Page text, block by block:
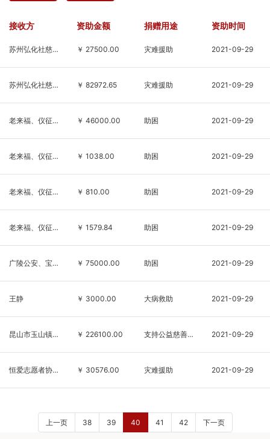
接收方 资助金额 捐赠用途 资助时间
苏州弘化社慈善基金会 ￥ 27500.00 灾难援助 2021-09-29
苏州弘化社慈善基金会 ￥ 82972.65 灾难援助 2021-09-29
老来福、仪征义工联、二畔铺社区 ￥ 46000.00 助困 2021-09-29
老来福、仪征义工联、二畔铺社区 ￥ 1038.00 助困 2021-09-29
老来福、仪征义工联、二畔铺社区 ￥ 810.00 助困 2021-09-29
老来福、仪征义工联、二畔铺社区 ￥ 1579.84 助困 2021-09-29
广陵公安、宝塔湾社区、汤汪乡 ￥ 75000.00 助困 2021-09-29
王静 ￥ 3000.00 大病救助 2021-09-29
昆山市玉山镇玉泉水产良种场 ￥ 226100.00 支持公益慈善事业发展 2021-09-29
恒爱志愿者协会 ￥ 30576.00 灾难援助 2021-09-29
上一页 38 39 40 41 42 下一页